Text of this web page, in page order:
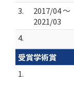
3.
2017/04 ～
2021/03
4.
受賞学術賞
1.